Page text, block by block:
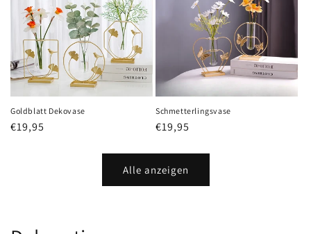
Goldblatt Dekovase
Normaler
€19,95
Schmetterlingsvase
Normaler
€19,95
Alle anzeigen